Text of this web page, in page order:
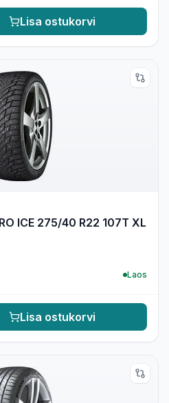
Lisa ostukorvi
ICE 275/40 R22 107T XL
Laos
Lisa ostukorvi